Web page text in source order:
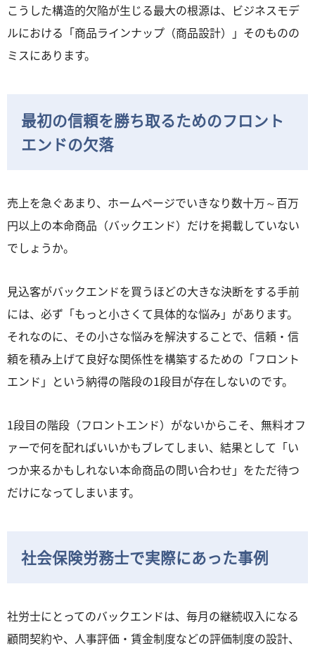
こうした構造的欠陥が生じる最大の根源は、ビジネスモデ
ルにおける「商品ラインナップ（商品設計）」そのものの
ミスにあります。
最初の信頼を勝ち取るためのフロント
エンドの欠落
売上を急ぐあまり、ホームページでいきなり数十万～百万
円以上の本命商品（バックエンド）だけを掲載していない
でしょうか。
見込客がバックエンドを買うほどの大きな決断をする手前
には、必ず「もっと小さくて具体的な悩み」があります。
それなのに、その小さな悩みを解決することで、信頼・信
頼を積み上げて良好な関係性を構築するための「フロント
エンド」という納得の階段の1段目が存在しないのです。
1段目の階段（フロントエンド）がないからこそ、無料オフ
ァーで何を配ればいいかもブレてしまい、結果として「い
つか来るかもしれない本命商品の問い合わせ」をただ待つ
だけになってしまいます。
社会保険労務士で実際にあった事例
社労士にとってのバックエンドは、毎月の継続収入になる
顧問契約や、人事評価・賃金制度などの評価制度の設計、